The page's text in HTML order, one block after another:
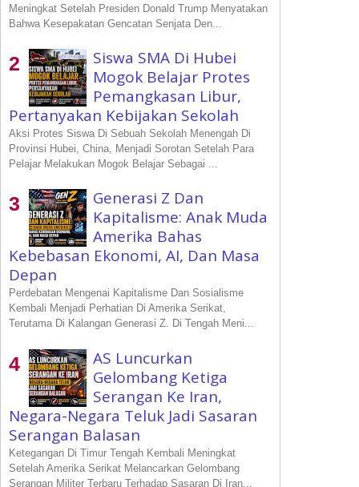
Meningkat Setelah Presiden Donald Trump Menyatakan
Bahwa Kesepakatan Gencatan Senjata Den...
Siswa SMA Di Hubei
Mogok Belajar Protes
Pemangkasan Libur,
Pertanyakan Kebijakan Sekolah
Aksi Protes Siswa Di Sebuah Sekolah Menengah Di
Provinsi Hubei, China, Menjadi Sorotan Setelah Para
Pelajar Melakukan Mogok Belajar Sebagai ...
Generasi Z Dan
Kapitalisme: Anak Muda
Amerika Bahas
Kebebasan Ekonomi, AI, Dan Masa
Depan
Perdebatan Mengenai Kapitalisme Dan Sosialisme
Kembali Menjadi Perhatian Di Amerika Serikat,
Terutama Di Kalangan Generasi Z. Di Tengah Meni...
AS Luncurkan
Gelombang Ketiga
Serangan Ke Iran,
Negara-Negara Teluk Jadi Sasaran
Serangan Balasan
Ketegangan Di Timur Tengah Kembali Meningkat
Setelah Amerika Serikat Melancarkan Gelombang
Serangan Militer Terbaru Terhadap Sasaran Di Iran...